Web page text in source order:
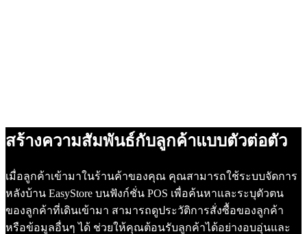
สร้างความสัมพันธ์กับลูกค้าแบบตัวต่อตัว
เมื่อลูกค้าเข้ามาในร้านค้าของคุณ คุณสามารถใช้ระบบจัดการ
หลังบ้าน EasyStore บนฟังก์ชั่น POS เพื่อค้นหาและระบุตัวตน
ของลูกค้าที่เดินเข้ามา สามารถดูประวัติการสั่งซื้อของลูกค้า
หรือข้อมูลอื่นๆ ได้ ช่วยให้คุณต้อนรับลูกค้าได้อย่างอบอุ่นและ